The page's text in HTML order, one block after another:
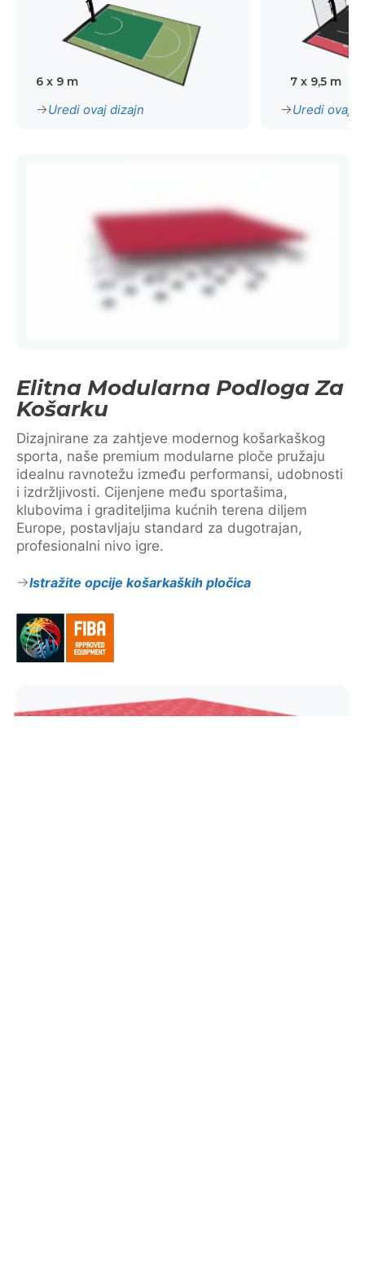
6 x 9 m
Uredi ovaj dizajn
7 x 9,5 m
Uredi ovaj
Elitna Modularna Podloga Za
Košarku
Dizajnirane za zahtjeve modernog košarkaškog
sporta, naše premium modularne ploče pružaju
idealnu ravnotežu između performansi, udobnosti
i izdržljivosti. Cijenjene među sportašima,
klubovima i graditeljima kućnih terena diljem
Europe, postavljaju standard za dugotrajan,
profesionalni nivo igre.
Istražite opcije košarkaških pločica